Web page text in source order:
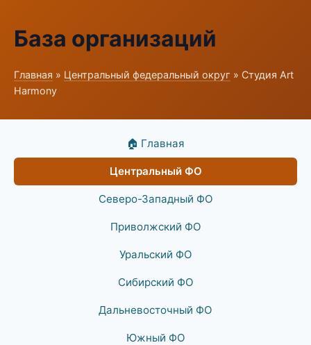
База организаций
Главная » Центральный федеральный округ » Студия Art
Harmony
🏠 Главная
Центральный ФО
Северо-Западный ФО
Приволжский ФО
Уральский ФО
Сибирский ФО
Дальневосточный ФО
Южный ФО